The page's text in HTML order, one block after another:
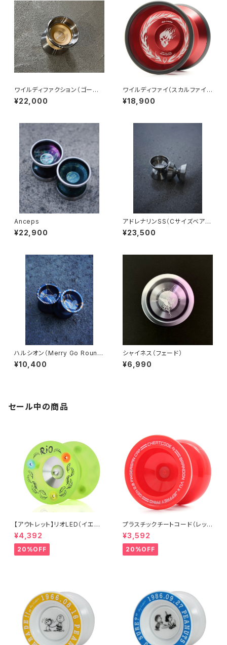
ワイルディファクション（ゴール
ド）
¥22,000
ワイルディファイ（スカルファイヤ
ー）
¥18,900
Anceps
¥22,900
アドレナリンSS（Cサイズベアリ
ング） ※ロゴなし
¥23,500
ハルシオン（Merry Go Round
Edition）
¥10,400
シャイネス（フェード）
¥6,990
セール中の商品
【アウトレット】リオLED（イエロ
ー）
¥4,392
20%OFF
プラスチックチートコード（レッ
ド）
¥3,592
20%OFF